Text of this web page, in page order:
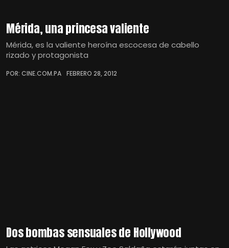
Mérida, una princesa valiente
Mérida, es la valiente heroína escocesa de cabello
rizado y protagonista
POR: CINE.COM.PA FEBRERO 28, 2012
Dos bombas sensuales de Hollywood